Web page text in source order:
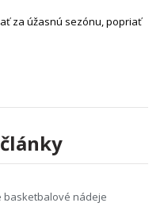
za úžasnú sezónu, popriať
články
basketbalové nádeje